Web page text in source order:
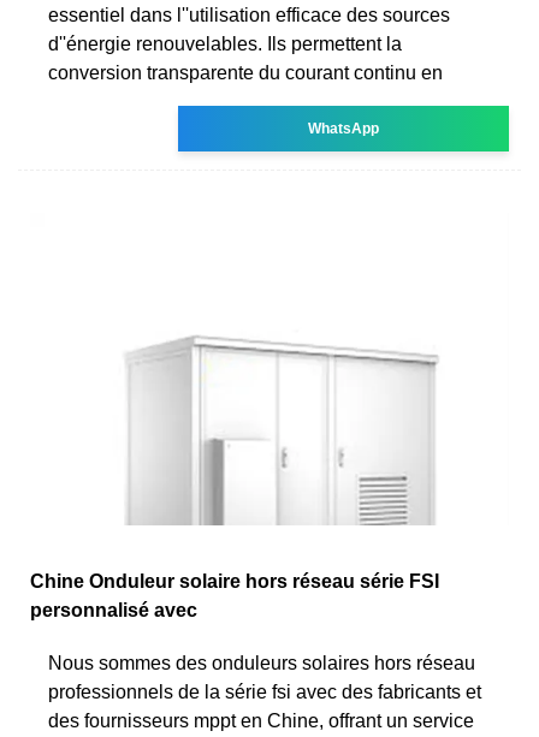
essentiel dans l''utilisation efficace des sources
d''énergie renouvelables. Ils permettent la
conversion transparente du courant continu en
WhatsApp
Chine Onduleur solaire hors réseau série FSI
personnalisé avec
Nous sommes des onduleurs solaires hors réseau
professionnels de la série fsi avec des fabricants et
des fournisseurs mppt en Chine, offrant un service